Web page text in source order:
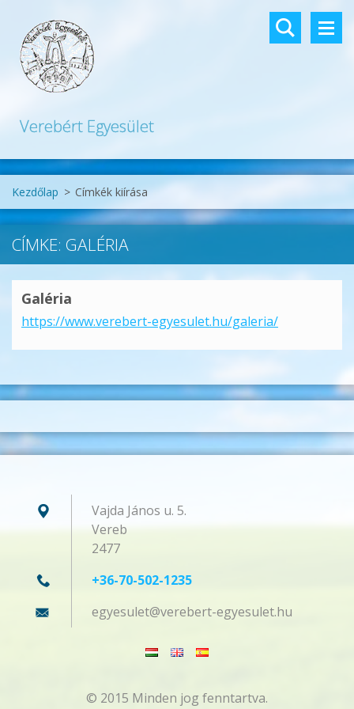
Verebért Egyesület
Kezdőlap > Címkék kiírása
CÍMKE: GALÉRIA
Galéria
https://www.verebert-egyesulet.hu/galeria/
Vajda János u. 5.
Vereb
2477
+36-70-502-1235
egyesulet@verebert-egyesulet.hu
© 2015 Minden jog fenntartva.